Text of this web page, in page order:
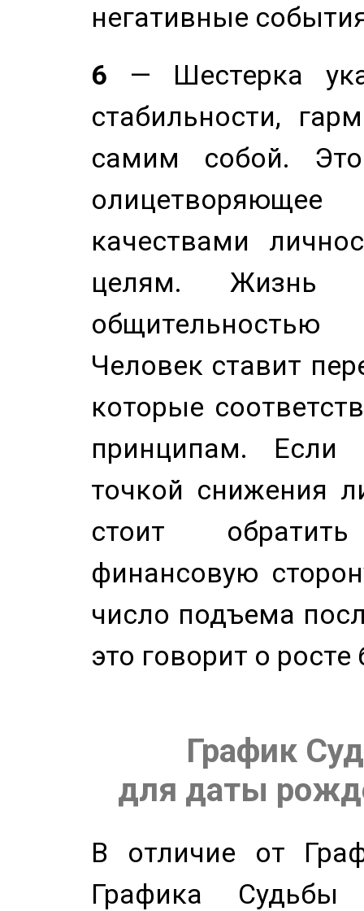
негативные
6 — Шестерка
стабильности,
самим собой.
качествами
целям. Жизнь
Человек ставит
которые
принципам. Если
точкой снижения
стоит
финансовую
число подъема
это говорит о
График
для даты
В отличие от
Графика